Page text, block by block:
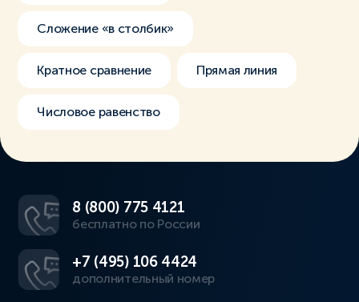
Сложение «в столбик»
Кратное сравнение Прямая линия
Числовое равенство
8 (800) 775 4121
бесплатно по России
+7 (495) 106 4424
дополнительный номер